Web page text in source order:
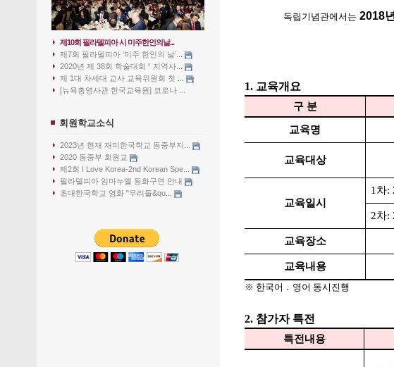
제10회 필라델피아 시 미주한인의날...
제7회 필라델피아 ‘미주 한인의 날’...
2020년 제 38회 학술대회 “ 지역사...
제 1대 차세대 교사 교육위원회 첫 ...
[뉴욕총영사관 한국교육원] 코로나 ...
회원학교소식
2023년 현재 재미한국학교 동중부지...
2020 동중부 회원교
제2회 I Love Korea-2nd Korean Spe...
필라델피아 임마누엘 동화구연 안내
초대한국학교 영화 "우리들&qu...
독립기념관에서는 2018
1. 교육개요
구 분
교육명
교육대상
교육일시
1차:
2차:
교육장소
교육내용
※ 한국어 ․ 영어 동시진행
2. 참가자 특전
특전내용